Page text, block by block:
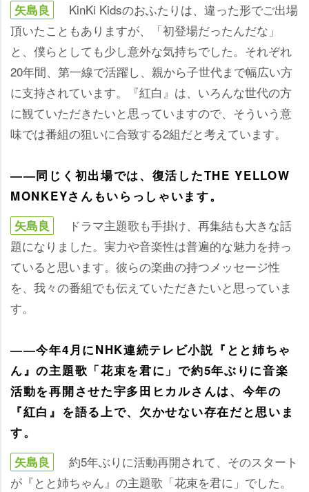
矢島良
KinKi Kidsのおふたりは、違った形でご出場
頂いたこともありますが、「初登場だったんだな」
と、僕らとしても少し意外な気持ちでした。それぞれ
20年間、第一線で活躍し、親から子世代まで幅広い方
に支持されています。『紅白』は、いろんな世代の方
に観ていただきたいと思っていますので、そういう意
味では番組の狙いに合致する2組だと考えています。
――同じく初出場では、復活したTHE YELLOW
MONKEYさんもいらっしゃいます。
矢島良
ドラマ主題歌も手掛け、再集結も大きな話
題になりました。実力や音楽性は普遍的な魅力を持っ
ていると思います。彼らの楽曲の持つメッセージ性
を、我々の番組でも伝えていただきたいと思っていま
す。
――今年4月にNHK連続テレビ小説『とと姉ちゃ
ん』の主題歌「花束を君に」で約5年ぶりに音楽
活動を再開させた宇多田ヒカルさんは、今年の
『紅白』を語る上で、欠かせない存在だと思いま
す。
矢島良
約5年ぶりに活動再開されて、そのスタート
が『とと姉ちゃん』の主題歌「花束を君に」でした。